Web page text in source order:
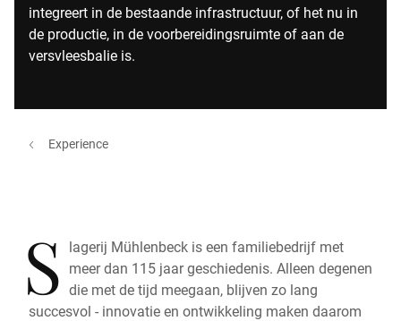
integreert in de bestaande infrastructuur, of het nu in
de productie, in de voorbereidingsruimte of aan de
versvleesbalie is.
Experience
S lagerij Mühlenbeck is een familiebedrijf met
meer dan 115 jaar geschiedenis. Alleen degenen
die met de tijd meegaan, blijven zo lang
succesvol - innovatie en ontwikkeling maken daarom